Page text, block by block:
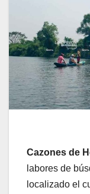
Cazones de
labores de
localizado el